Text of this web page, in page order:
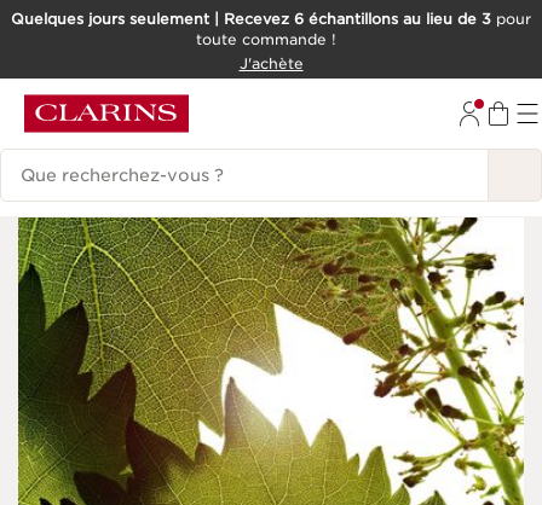
ALLER AU CONTENU
Quelques jours seulement | Recevez 6 échantillons au lieu de 3 pour
toute commande !
J'achète
Historique des recherches